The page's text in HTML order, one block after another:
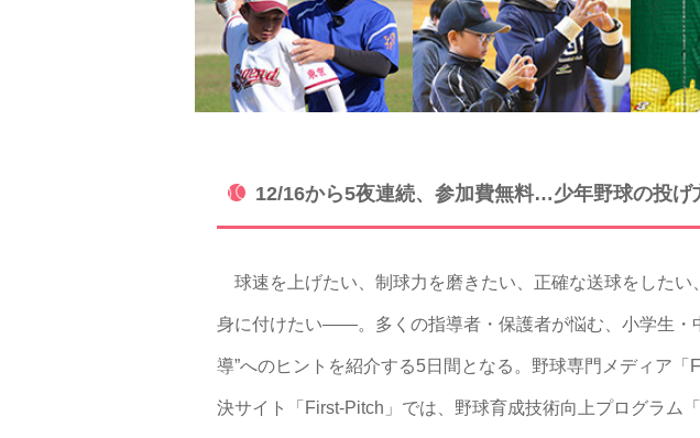
12/16から5夜連続、参加費無料…少年野球の投
球速を上げたい、制球力を磨きたい、正確な送球をしたい
身に付けたい――。多くの指導者・保護者が悩む、小学生・
導”へのヒントを紹介する5日間となる。野球専門メディア
決サイト「First-Pitch」では、野球育成技術向上プログラム